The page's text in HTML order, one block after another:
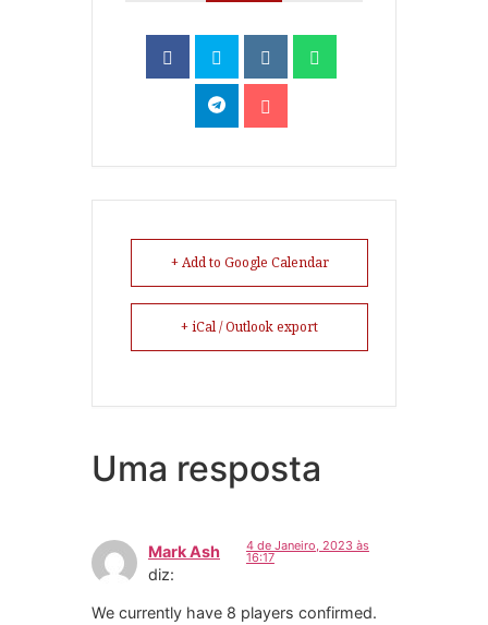
+ Add to Google Calendar
+ iCal / Outlook export
Uma resposta
Mark Ash
diz:
4 de Janeiro, 2023 às
16:17
We currently have 8 players confirmed.